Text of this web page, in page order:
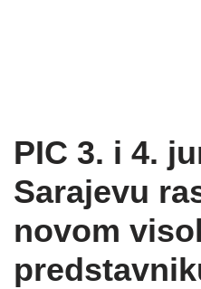
PIC 3. i 4.
Sarajevu
novom